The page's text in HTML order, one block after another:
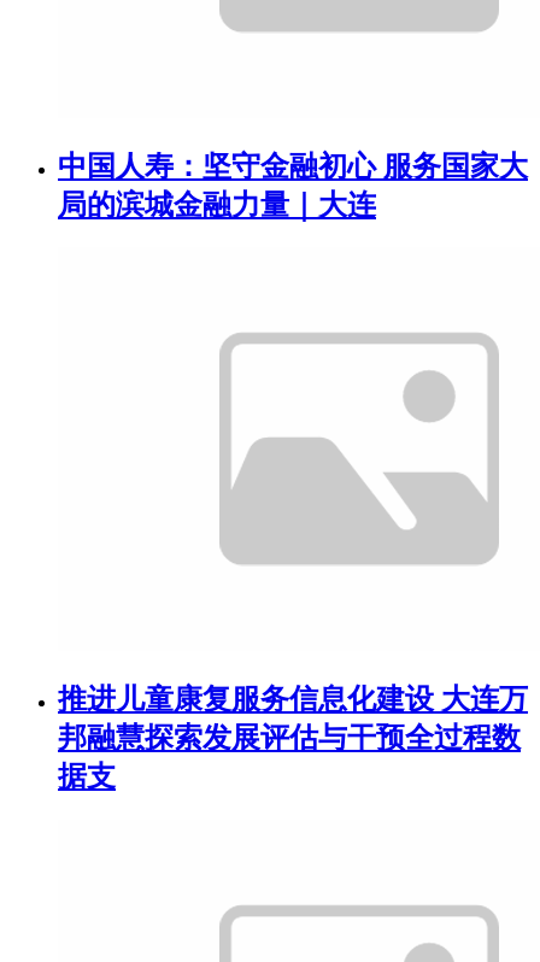
中国人寿：坚守金融初心 服务国家大
局的滨城金融力量｜大连
推进儿童康复服务信息化建设 大连万
邦融慧探索发展评估与干预全过程数
据支